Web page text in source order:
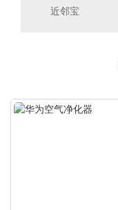
近邻宝